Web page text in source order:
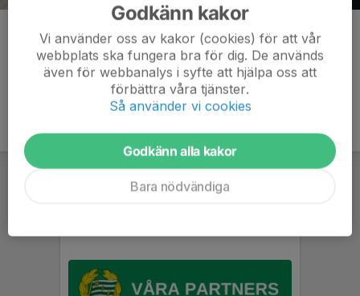
Kommentarer
Godkänn kakor
Vi använder oss av kakor (cookies) för att vår
webbplats ska fungera bra för dig. De används
även för webbanalys i syfte att hjälpa oss att
förbättra våra tjänster.
Så använder vi cookies
Godkänn alla kakor
Bara nödvändiga